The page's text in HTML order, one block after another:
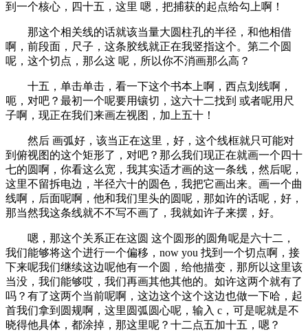
到一个核心，四十五，这里 嗯，把捕获的起点给勾上啊！
那这个相关线的话就该当量大圆柱孔的半径，和他相借
啊，前段面，尺子，这条胶线就正在我竖指这个。第二个圆
呢，这个切点，那么这 呢，所以你不消画那么高？
十五，单击单击，看一下这个书本上啊，西点划线啊，
呃，对吧？最初一个呢要用镶切，这六十二找到 或者呢用尺
子啊，现正在我们来画左视图，加上五十！
然后 画弧好，该当正在这里，好，这个线框就只可能对
到俯视图的这个矩形了，对吧？那么我们现正在就画一个四十
七的圆啊，你看这么宽，我其实适才画的这一条线，然后呢，
这里不留拆电边，半径六十的圆色，我把它画出来。画一个曲
线啊，后面呢啊，他和我们里头的圆呢，那如许的话呢，好，
那当然我这条线就不不写不画了，我就如许子来摆，好。
嗯，那这个关系正在这圆 这个圆形的圆角呢是六十二，
我们能够将这个进行一个偏移，now you 找到一个切点啊，接
下来呢我们继续这边呢他有一个圆，给他描变，那所以这里该
当没，我们能够哎，我们再画其他其他的。如许这两个就有了
吗？有了这两个当前呢啊，这边这个这个这边也做一下哈，起
首我们拿到圆规啊，这里圆弧圆心呢，输入 c，可是呢就是不
晓得他具体，都涂掉，那这里呢？十二点五加十五，嗯？